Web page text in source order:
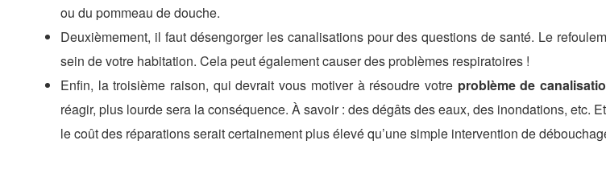
ou du pommeau de douche.
Deuxièmement, il faut désengorger les canalisations pour des questions de santé. Le
sein de votre habitation. Cela peut également causer des problèmes respiratoires !
Enfin, la troisième raison, qui devrait vous motiver à résoudre votre problème de
réagir, plus lourde sera la conséquence. À savoir : des dégâts des eaux, des inondations, etc.
le coût des réparations serait certainement plus élevé qu’une simple intervention de